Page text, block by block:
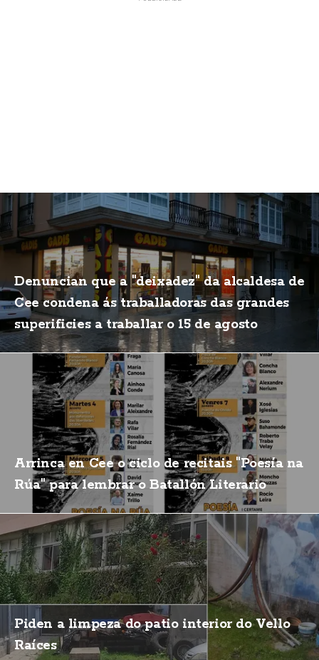
Denuncian que a "deixadez" da alcaldesa de
Cee condena ás traballadoras das grandes
superificies a traballar o 15 de agosto
Arrinca en Cee o ciclo de recitais "Poesía na
Rúa" para lembrar o Batallón Literario
Piden a limpeza do patio interior do Vello
Raíces